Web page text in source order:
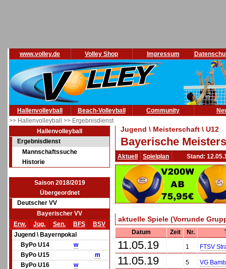
www.volley.de Volley Shop Impressum
Hallenvolleyball Beach-Volleyball Community
>> Hallenvolleyball >> Ergebnisdienst
Hallenvolleyball
Ergebnisdienst
Mannschaftssuche
Historie
Saison 2018/2019
Übergeordnet
Deutscher VV
Bayerischer VV
Erw.
Jug. Sen. BFS
BSV
Jugend \ Bayernpokal
ByPo U14
w
ByPo U15
m
ByPo U16
w
Jugend \ Meisterschaft \ U12
Bayerische
Aktuell Spielplan Stand:
aktuelle Spiele (Vorrunde
Datum Zeit Nr.
11.05.19 1 FTSV
11.05.19 5 VG